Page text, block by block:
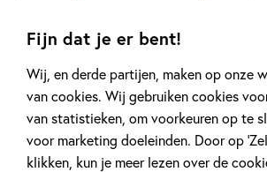
Fijn dat je er bent!
Wij, en derde partijen, maken op onze
van cookies. Wij gebruiken cookies
van statistieken, om voorkeuren op te
voor marketing doeleinden. Door op
klikken, kun je meer lezen over de
Lees meer
Bekijk alle artikelen